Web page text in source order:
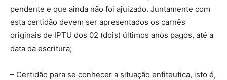
pendente e que ainda não foi ajuizado. Juntamente com
esta certidão devem ser apresentados os carnês
originais de IPTU dos 02 (dois) últimos anos pagos, até a
data da escritura;
– Certidão para se conhecer a situação enfiteutica, isto é,